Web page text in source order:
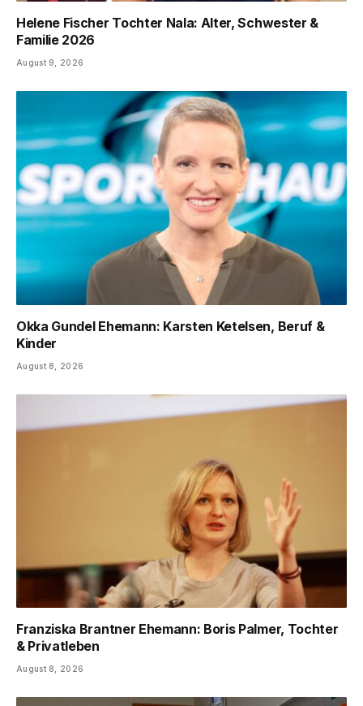
Helene Fischer Tochter Nala: Alter, Schwester &
Familie 2026
August 9, 2026
Okka Gundel Ehemann: Karsten Ketelsen, Beruf &
Kinder
August 8, 2026
Franziska Brantner Ehemann: Boris Palmer, Tochter
& Privatleben
August 8, 2026